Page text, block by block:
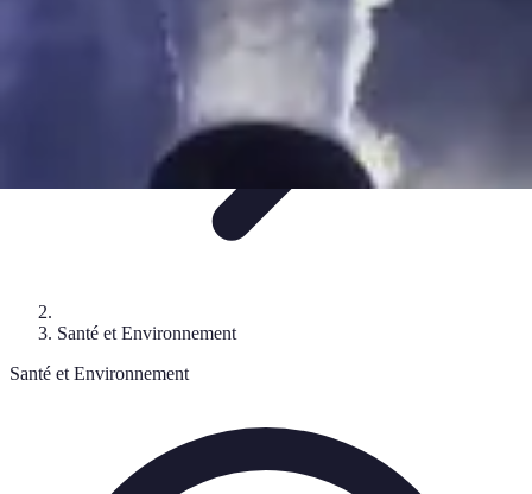
Santé et Environnement
Santé et Environnement